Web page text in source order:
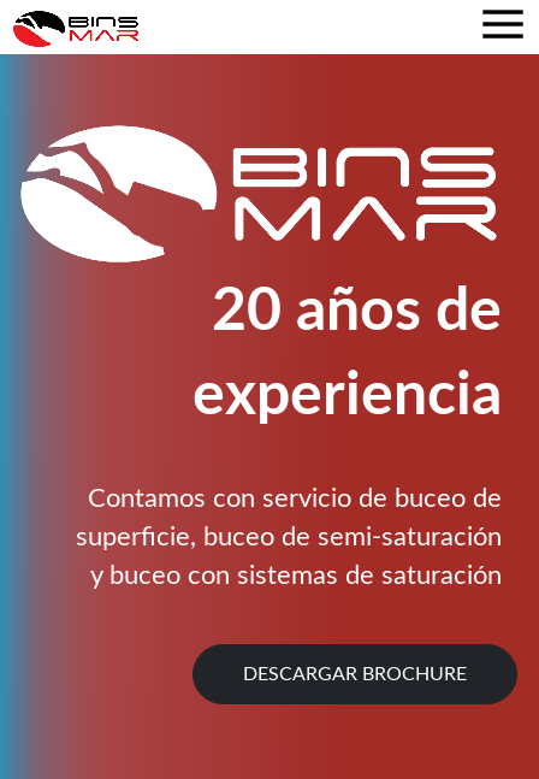
20 años de
experiencia
Contamos con servicio de buceo de
superficie, buceo de semi-saturación
y buceo con sistemas de saturación
DESCARGAR BROCHURE